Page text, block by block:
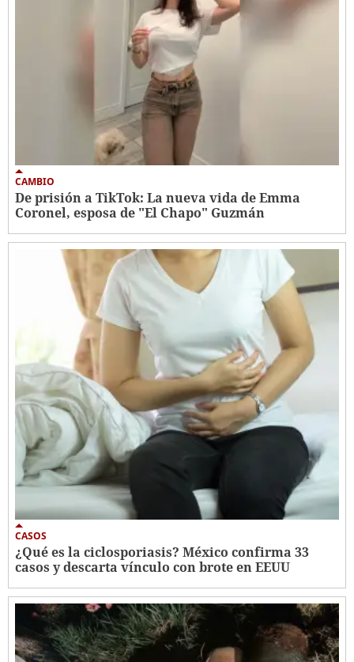
CAMBIO
De prisión a TikTok: La nueva vida de Emma
Coronel, esposa de "El Chapo" Guzmán
CASOS
¿Qué es la ciclosporiasis? México confirma 33
casos y descarta vínculo con brote en EEUU